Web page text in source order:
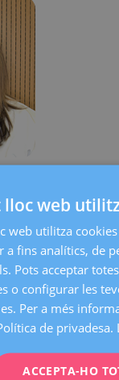
Francès
Diagnòstic
i Cirurgia per la
i
lloc web
web utilitza
a fins analítics, de
Pots acceptar
o configurar les
Per a més
de privadesa.
ACCEPTA-HO